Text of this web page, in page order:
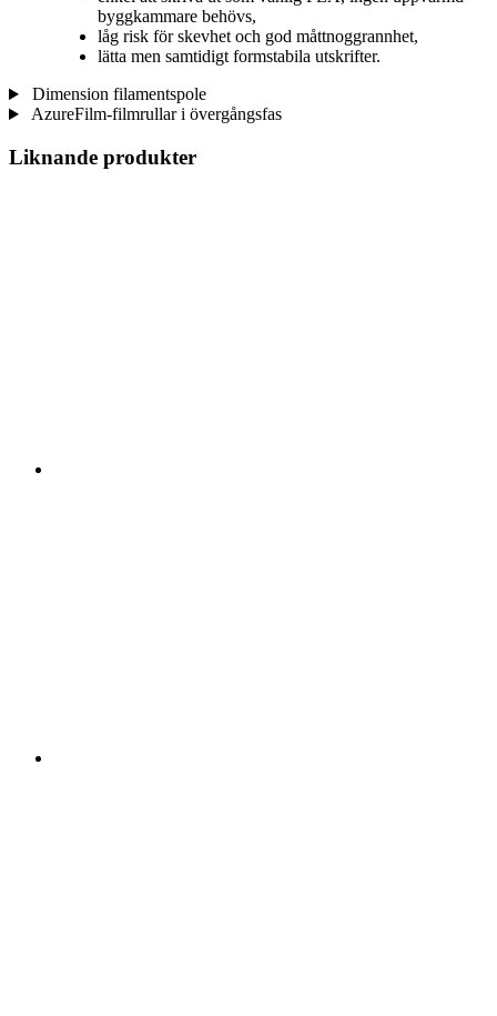
byggkammare behövs,
låg risk för skevhet och god måttnoggrannhet,
lätta men samtidigt formstabila utskrifter.
Dimension filamentspole
AzureFilm-filmrullar i övergångsfas
Liknande produkter